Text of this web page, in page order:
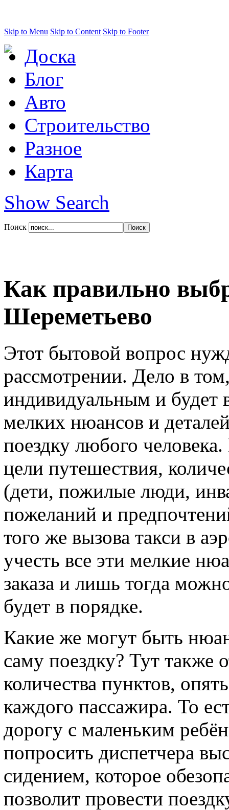
Skip to Menu Skip to Content Skip to Footer
Доска
Блог
Авто
Строительство
Разное
Карта
Show Search
Поиск
Как правильно
Шереметьево
Этот бытовой вопрос
рассмотрении. Дело в
индивидуальным и будет
мелких нюансов и
поездку любого
цели путешествия,
(дети, пожилые люди,
пожеланий и
того же вызова такси в
учесть все эти мелкие
заказа и лишь тогда
будет в порядке.
Какие же могут быть
саму поездку? Тут также
количества пунктов,
каждого пассажира. То
дорогу с маленьким
попросить диспетчера
сидением, которое
позволит провести